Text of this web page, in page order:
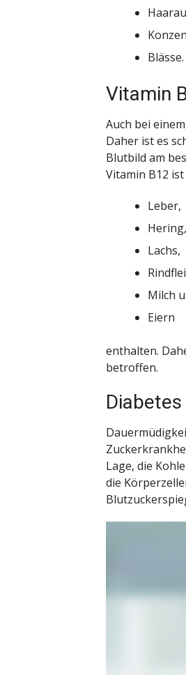
Blässe.
Vitamin
Auch bei
Daher ist es
Blutbild am
Vitamin B12
Leber,
Hering,
Lachs,
Milch
Eiern
enthalten.
betroffen.
Diabetes
Lage, die
die